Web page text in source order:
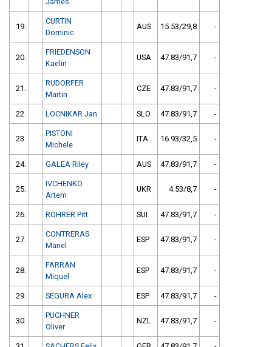
19.
CURTIN
Dominic
AUS 15.53/29,8 -
20.
FRIEDENSON
Kaelin
USA 47.83/91,7 -
21.
RUDORFER
Martin
CZE 47.83/91,7 -
22. LOCNIKAR Jan SLO 47.83/91,7 -
23.
PISTONI
Michele
ITA 16.93/32,5 -
24. GALEA Riley AUS 47.83/91,7 -
25.
IVCHENKO
Artem
UKR 4.53/8,7 -
26. ROHRER Pitt SUI 47.83/91,7 -
27.
CONTRERAS
Manel
ESP 47.83/91,7 -
28.
FARRAN
Miquel
ESP 47.83/91,7 -
29. SEGURA Alex ESP 47.83/91,7 -
30.
PUCHNER
Oliver
NZL 47.83/91,7 -